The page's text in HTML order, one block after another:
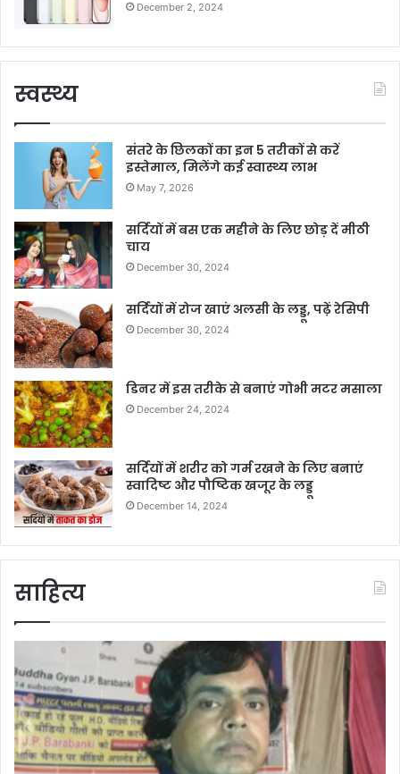
December 2, 2024
स्वस्थ्य
संतरे के छिलकों का इन 5 तरीकों से करें
इस्तेमाल, मिलेंगे कई स्वास्थ्य लाभ
May 7, 2026
सर्दियों में बस एक महीने के लिए छोड़ दें मीठी
चाय
December 30, 2024
सर्दियों में रोज खाएं अलसी के लड्डू, पढ़ें रेसिपी
December 30, 2024
डिनर में इस तरीके से बनाएं गोभी मटर मसाला
December 24, 2024
सर्दियों में शरीर को गर्म रखने के लिए बनाएं
स्वादिष्ट और पौष्टिक खजूर के लड्डू
December 14, 2024
साहित्य